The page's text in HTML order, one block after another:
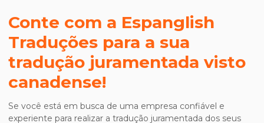
Conte com a Espanglish
Traduções para a sua
tradução juramentada visto
canadense!
Se você está em busca de uma empresa confiável e
experiente para realizar a tradução juramentada dos seus